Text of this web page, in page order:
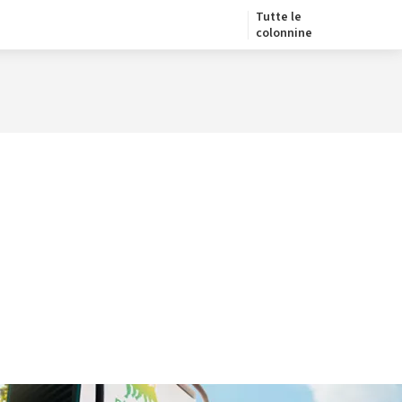
Tutte le
colonnine